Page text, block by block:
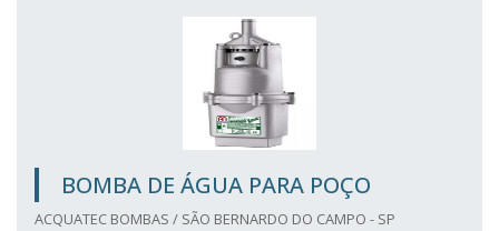
BOMBA DE ÁGUA PARA POÇO
ACQUATEC BOMBAS / SÃO BERNARDO DO CAMPO - SP